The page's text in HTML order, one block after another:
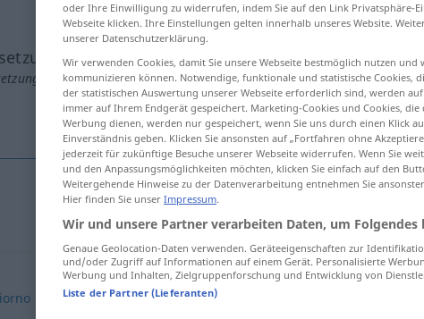
anklicken/antippen)
oder Ihre Einwilligung zu widerrufen, indem Sie auf den Link Privatsphäre-
Webseite klicken. Ihre Einstellungen gelten innerhalb unseres Website.
unserer Datenschutzerklärung.
Wir verwenden Cookies, damit Sie unsere Webseite bestmöglich nutzen und
kommunizieren können. Notwendige, funktionale und statistische Cookies,
der statistischen Auswertung unserer Webseite erforderlich sind, werden
immer auf Ihrem Endgerät gespeichert. Marketing-Cookies und Cookies,
Werbung dienen, werden nur gespeichert, wenn Sie uns durch einen Klick
Einverständnis geben. Klicken Sie ansonsten auf „Fortfahren ohne
jederzeit für zukünftige Besuche unserer Webseite widerrufen. Wenn Sie
und den Anpassungsmöglichkeiten möchten, klicken Sie einfach auf den
Weitergehende Hinweise zu der Datenverarbeitung entnehmen Sie
Hier finden Sie unser Impressum.
Wir und unsere Partner verarbeiten Daten, um Folgendes
Genaue Geolocation-Daten verwenden. Geräteeigenschaften zur
und/oder Zugriff auf Informationen auf einem Gerät. Personalisierte
Werbung und Inhalten, Zielgruppenforschung und Entwicklung von
Liste der Partner (Lieferanten)